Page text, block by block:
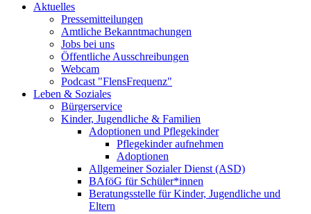
Aktuelles
Pressemitteilungen
Amtliche Bekanntmachungen
Jobs bei uns
Öffentliche Ausschreibungen
Webcam
Podcast "FlensFrequenz"
Leben & Soziales
Bürgerservice
Kinder, Jugendliche & Familien
Adoptionen und Pflegekinder
Pflegekinder aufnehmen
Adoptionen
Allgemeiner Sozialer Dienst (ASD)
BAföG für Schüler*innen
Beratungsstelle für Kinder, Jugendliche und
Eltern